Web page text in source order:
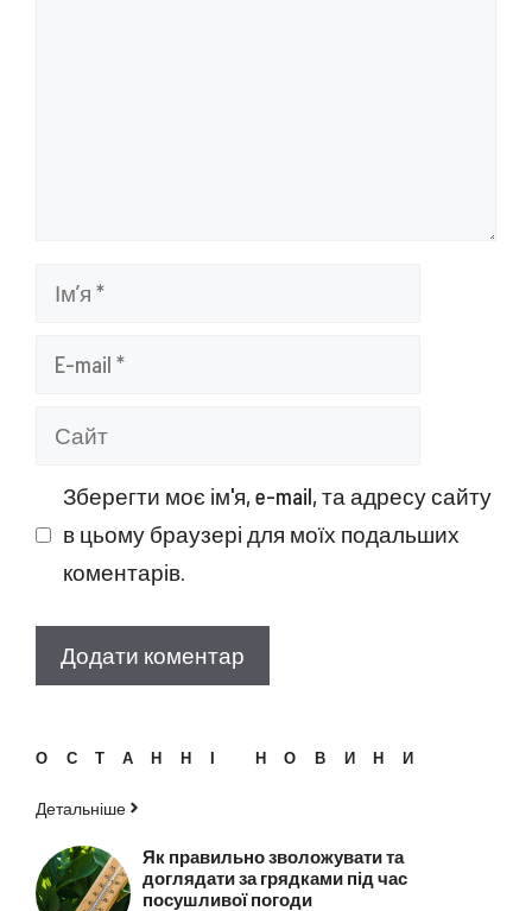
Ім’я
Сайт
Зберегти моє ім'я, e-mail, та адресу сайту
в цьому браузері для моїх подальших
коментарів.
ОСТАННІ НОВИНИ
Детальніше
Як правильно зволожувати та
доглядати за грядками під час
посушливої погоди